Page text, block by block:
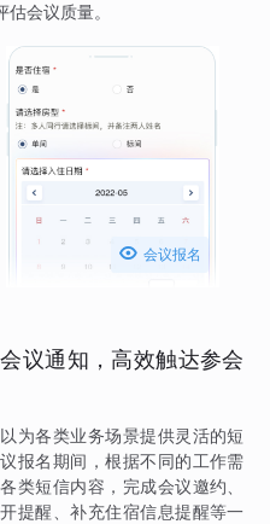
会议质量。
 会议报名
议通知，高效触达参会
为各类业务场景提供灵活的短
报名期间，根据不同的工作需
类短信内容，完成会议邀约、
提醒、补充住宿信息提醒等一